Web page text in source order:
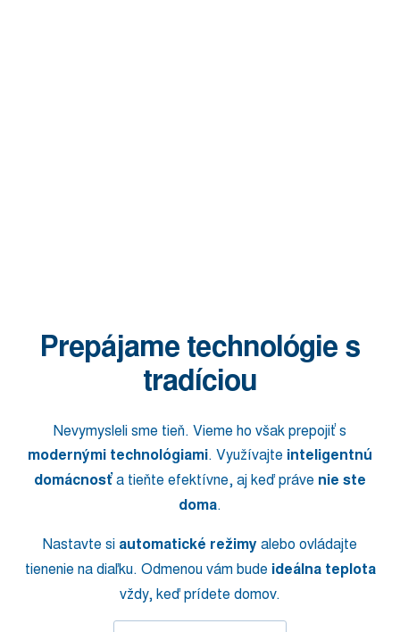
Prepájame technológie s
tradíciou
Nevymysleli sme tieň. Vieme ho však prepojiť s
modernými technológiami. Využívajte inteligentnú
domácnosťa tieňte efektívne, aj keď práve nie ste
doma.
Nastavte si automatické režimyalebo ovládajte
tienenie na diaľku. Odmenou vám bude ideálna teplota
vždy, keď prídete domov.